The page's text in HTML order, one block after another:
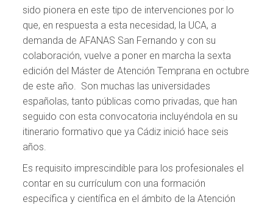
sido pionera en este tipo de intervenciones por lo
que, en respuesta a esta necesidad, la UCA, a
demanda de AFANAS San Fernando y con su
colaboración, vuelve a poner en marcha la sexta
edición del Máster de Atención Temprana en octubre
de este año. Son muchas las universidades
españolas, tanto públicas como privadas, que han
seguido con esta convocatoria incluyéndola en su
itinerario formativo que ya Cádiz inició hace seis
años.
Es requisito imprescindible para los profesionales el
contar en su currículum con una formación
específica y científica en el ámbito de la Atención